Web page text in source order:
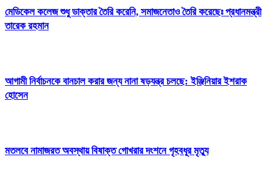
মেডিকেল কলেজ শুধু ডাক্তার তৈরি করেনি, সমাজনেতাও তৈরি করেছেঃ প্রধানমন্ত্রী
তারেক রহমান
আগামী নির্বাচনকে বানচাল করার জন্য নানা ষড়যন্ত্র চলছে: ইঞ্জিনিয়ার ইশরাক
হোসেন
মতলবে নামাজরত অবস্থায় বিষাক্ত গোখরার দংশনে গৃহবধূর মৃত্যু